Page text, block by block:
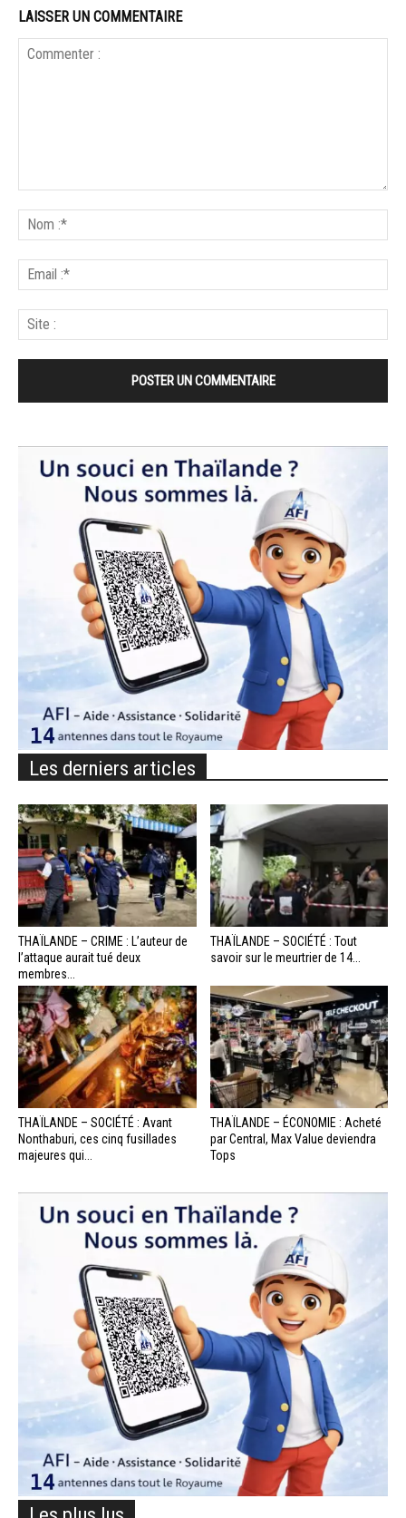
LAISSER UN COMMENTAIRE
Les derniers articles
THAÏLANDE – CRIME : L’auteur de
l’attaque aurait tué deux
membres...
THAÏLANDE – SOCIÉTÉ : Tout
savoir sur le meurtrier de 14...
THAÏLANDE – SOCIÉTÉ : Avant
Nonthaburi, ces cinq fusillades
majeures qui...
THAÏLANDE – ÉCONOMIE : Acheté
par Central, Max Value deviendra
Tops